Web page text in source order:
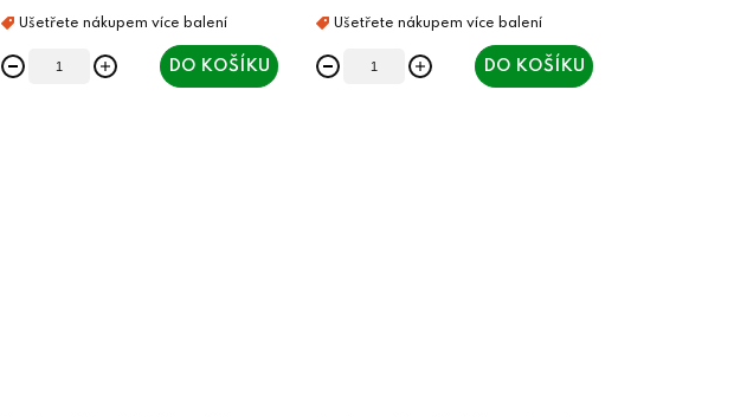
DO KOŠÍKU DO KOŠÍKU